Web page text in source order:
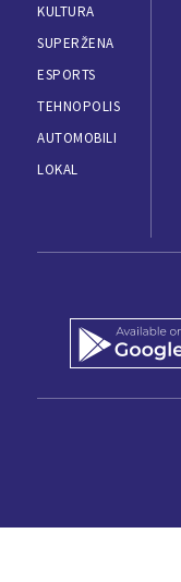
KULTURA
SUPERŽENA
ESPORTS
TEHNOPOLIS
AUTOMOBILI
LOKAL